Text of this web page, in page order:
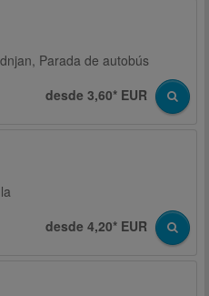
Parada de autobús
desde 3,60* EUR
desde 4,20* EUR